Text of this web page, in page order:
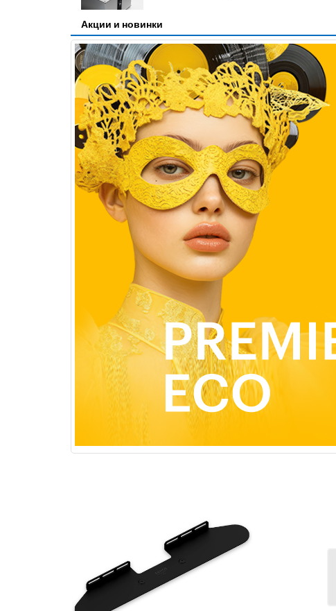
Акции и новинки